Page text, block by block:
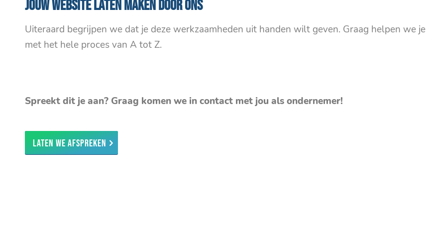
Jouw website laten maken door ons
Uiteraard begrijpen we dat je deze werkzaamheden uit handen wilt geven. Graag helpen we je
met het hele proces van A tot Z.
Spreekt dit je aan? Graag komen we in contact met jou als ondernemer!
Laten we afspreken